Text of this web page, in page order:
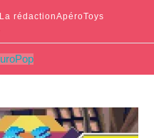
La rédactionApéroToys